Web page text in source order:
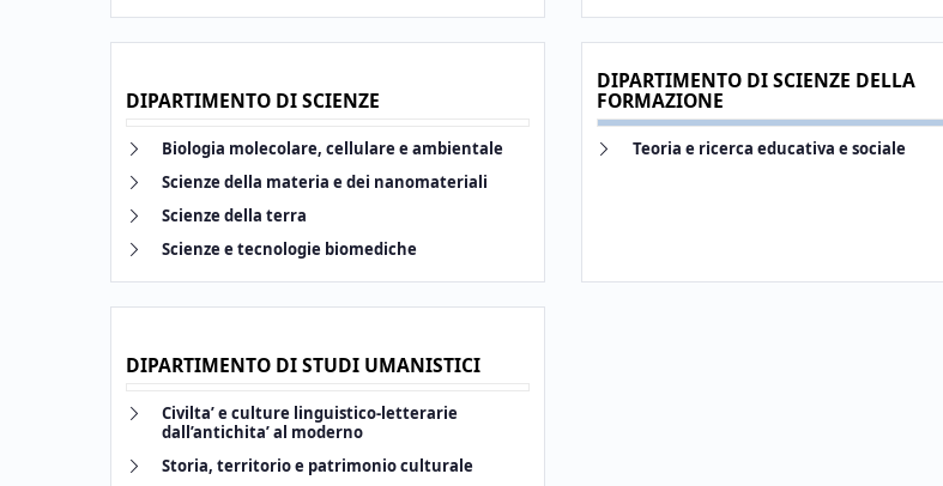
DIPARTIMENTO DI SCIENZE
Link identifier #identifier__183344-25
Biologia molecolare, cellulare e ambientale
Link identifier #identifier__94845-26
Scienze della materia e dei nanomateriali
Link identifier #identifier__74863-27
Scienze della terra
Link identifier #identifier__47253-28
Scienze e tecnologie biomediche
DIPARTIMENTO DI SCIENZE DELLA
FORMAZIONE
Link identifier #identifier__130295-29 Teoria e ricerca educativa e sociale
DIPARTIMENTO DI STUDI UMANISTICI
Link identifier #identifier__181277-32
Civilta’ e culture linguistico-letterarie
dall’antichita’ al moderno
Link identifier #identifier__169064-33
Storia, territorio e patrimonio culturale